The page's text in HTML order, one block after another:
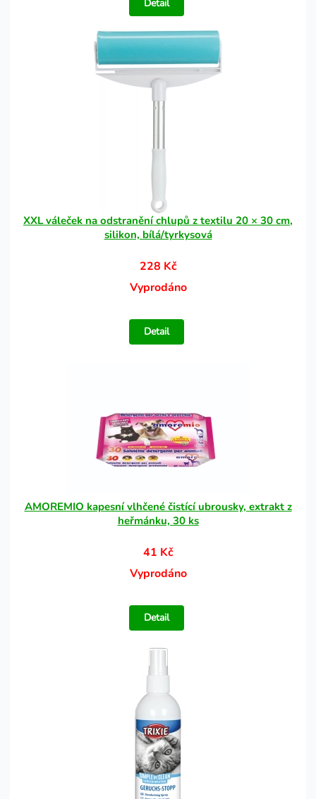
Detail
XXL váleček na odstranění chlupů z textilu 20 × 30 cm,
silikon, bílá/tyrkysová
228 Kč
Vyprodáno
Detail
AMOREMIO kapesní vlhčené čistící ubrousky, extrakt z
heřmánku, 30 ks
41 Kč
Vyprodáno
Detail